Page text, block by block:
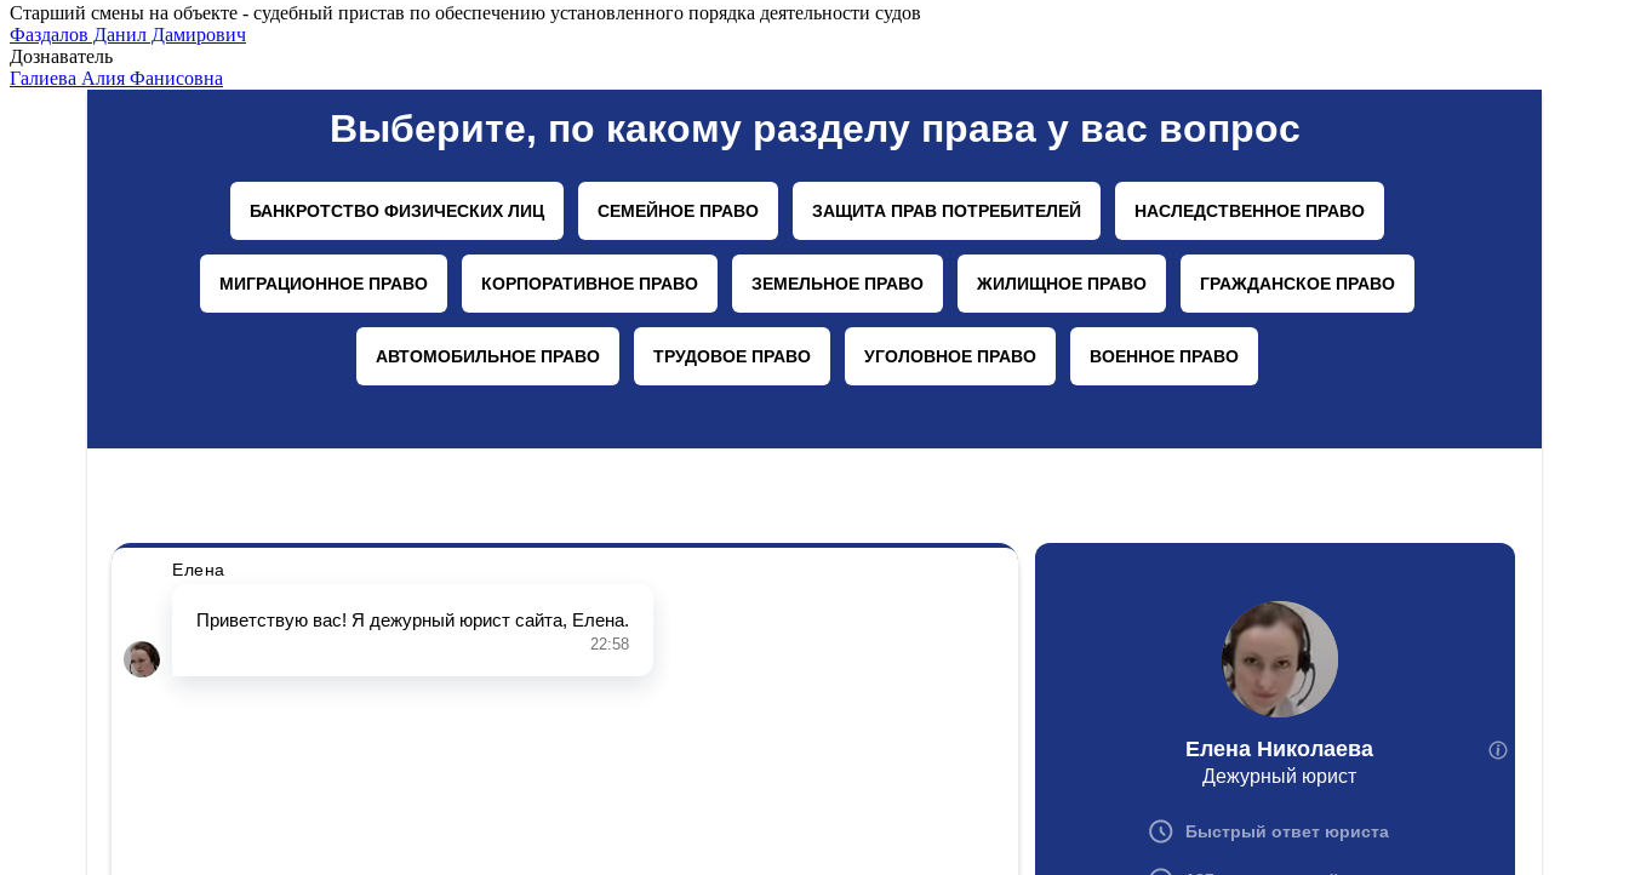
Старший смены на объекте - судебный пристав по обеспечению установленного порядка деятельности судов
Фаздалов Данил Дамирович
Дознаватель
Галиева Алия Фанисовна